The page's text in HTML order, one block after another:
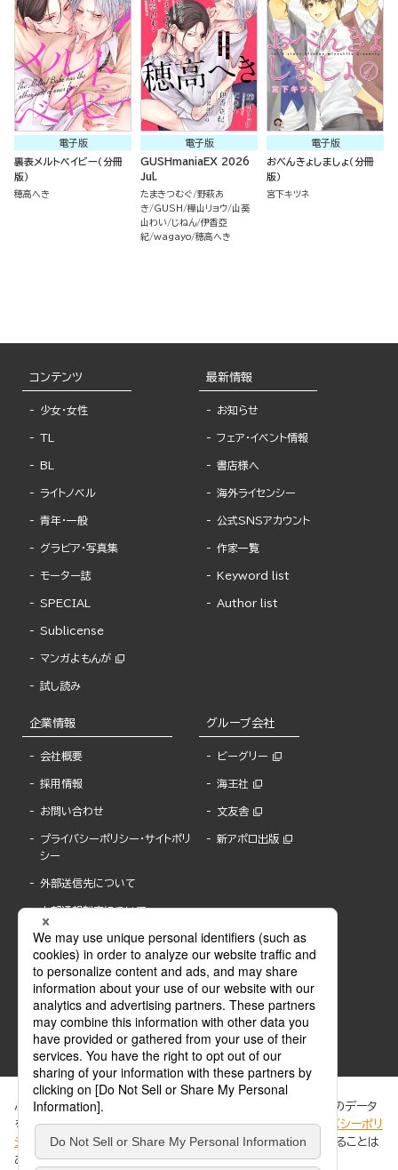
電子版
裏表メルトベイビー（分冊
版）
穂高へき
電子版
GUSHmaniaEX 2026
Jul.
たまきつむぐ 野萩あ
き
GUSH 樺山リョウ 山葵
山わい
じねん 伊香亞
紀 wagayo 穂高へき
電子版
おべんきょしましょ（分冊
版）
宮下キツネ
コンテンツ
少女・女性
TL
BL
ライトノベル
青年・一般
グラビア・写真集
モーター誌
SPECIAL
Sublicense
マンガよもんが
試し読み
最新情報
お知らせ
フェア・イベント情報
書店様へ
海外ライセンシー
公式SNSアカウント
作家一覧
Keyword list
Author list
企業情報
会社概要
採用情報
お問い合わせ
プライバシーポリシー・サイトポリ
シー
外部送信先について
内部通報制度について
グループ会社
ビーグリー
海王社
文友舎
新アポロ出版
ABJマークは、この電子書店・電子書籍配信サービスが、著作権者からコンテンツ使用許諾を
得た正規版配信サービスであることを示す登録商標(登録番号 第6091713号)です。
ぶんか社が運営するサイトでは、利便性向上のためにCookie等のデータ
を使用しています。 当社のCookieについての詳細は、「プライバシーポリ
シー
」をご覧ください。当サイトでは、訪問者の個人情報を追跡することは
ありません。